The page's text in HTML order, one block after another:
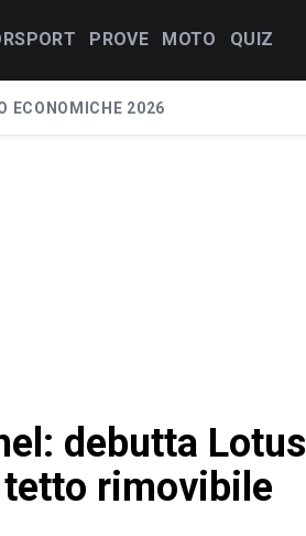
PROVE MOTO QUIZ
ECONOMICHE 2026
debutta Lotus
tetto rimovibile